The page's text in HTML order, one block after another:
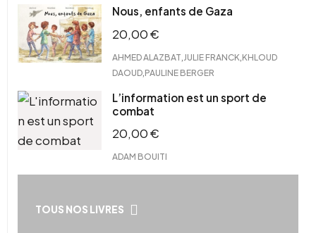
Nous, enfants de Gaza
20,00€
AHMED ALAZBAT JULIE FRANCK KHLOUD
DAOUD PAULINE BERGER
L’information est un sport de
combat
20,00€
ADAM BOUITI
TOUS NOS LIVRES